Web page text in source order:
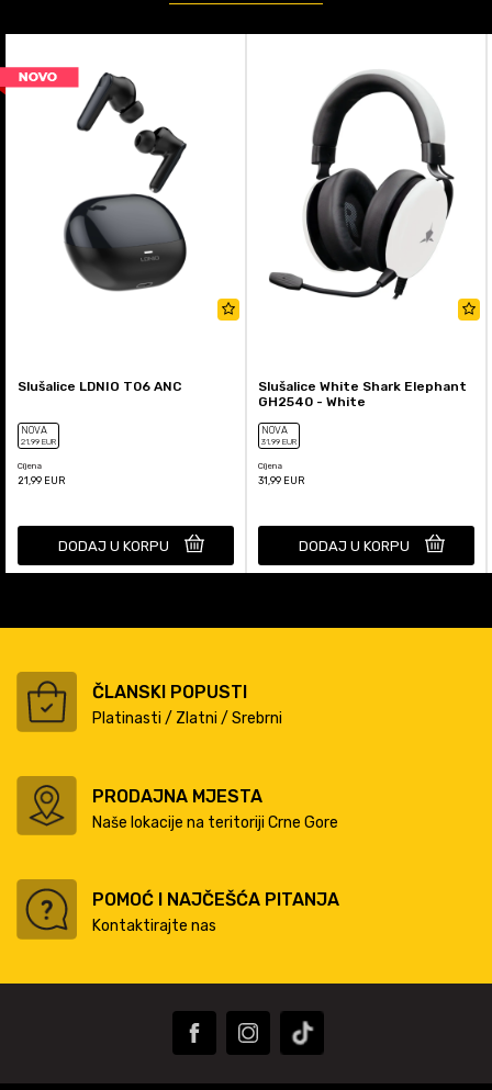
Slušalice LDNIO T06 ANC
NOVA
21,99 EUR
Cijena
21,99 EUR
DODAJ U KORPU
Slušalice White Shark Elephant
GH2540 - White
NOVA
31,99 EUR
Cijena
31,99 EUR
DODAJ U KORPU
ČLANSKI POPUSTI
Platinasti / Zlatni / Srebrni
PRODAJNA MJESTA
Naše lokacije na teritoriji Crne Gore
POMOĆ I NAJČEŠĆA PITANJA
Kontaktirajte nas